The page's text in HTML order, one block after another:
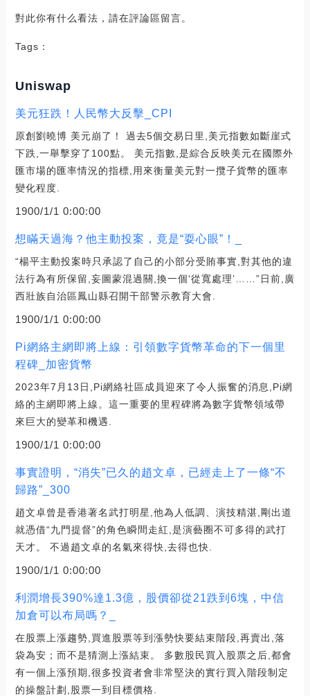
對此你有什么看法，請在評論區留言。
Tags：
Uniswap
美元狂跌！人民幣大反擊_CPI
原創劉曉博 美元崩了！ 過去5個交易日里,美元指數如斷崖式
下跌,一舉擊穿了100點。 美元指數,是綜合反映美元在國際外
匯市場的匯率情況的指標,用來衡量美元對一攬子貨幣的匯率
變化程度.
1900/1/1 0:00:00
想瞞天過海？他主動投案，竟是“耍心眼”！_
“楊平主動投案時只承認了自己的小部分受賄事實,對其他的違
法行為有所保留,妄圖蒙混過關,換一個‘從寬處理’……”日前,廣
西壯族自治區鳳山縣召開干部警示教育大會.
1900/1/1 0:00:00
Pi網絡主網即將上線：引領數字貨幣革命的下一個里
程碑_加密貨幣
2023年7月13日,Pi網絡社區成員迎來了令人振奮的消息,Pi網
絡的主網即將上線。這一重要的里程碑將為數字貨幣領域帶
來巨大的變革和機遇.
1900/1/1 0:00:00
事實證明，“消失”已久的趙文卓，已經走上了一條“不
歸路”_300
趙文卓曾是香港著名武打明星,他為人低調、演技精湛,剛出道
就憑借“九門提督”的角色瞬間走紅,是演藝圈不可多得的武打
天才。 不過趙文卓的名氣來得快,去得也快.
1900/1/1 0:00:00
利潤增長390%達1.3億，股價卻從21跌到6塊，中信
加倉可以布局嗎？_
在股票上漲趨勢,買進股票等到漲勢快要結束階段,再賣出,落
袋為安；而不是猜測上漲結束。 多數股民買入股票之后,都會
有一個上漲預期,很多投資者會非常堅決的實行買入階段制定
的操盤計劃,股票一到目標價格.